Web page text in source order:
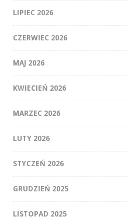
LIPIEC 2026
CZERWIEC 2026
MAJ 2026
KWIECIEŃ 2026
MARZEC 2026
LUTY 2026
STYCZEŃ 2026
GRUDZIEŃ 2025
LISTOPAD 2025